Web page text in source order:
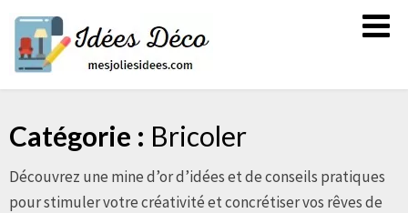
content
Catégorie : Bricoler
Découvrez une mine d’or d’idées et de conseils pratiques
pour stimuler votre créativité et concrétiser vos rêves de